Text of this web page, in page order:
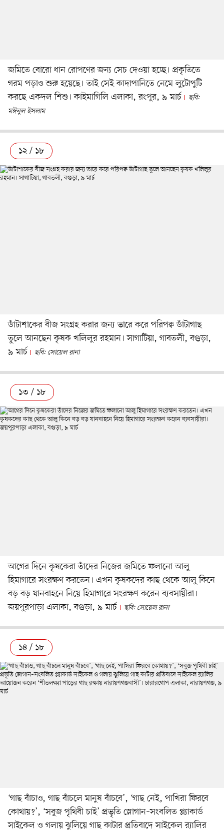
জমিতে বোরো ধান রোপণের জন্য সেচ দেওয়া হচ্ছে। প্রকৃতিতে
গরম পড়াও শুরু হয়েছে। তাই সেই কাদাপানিতে নেমে লুটোপুটি
করছে একদল শিশু। কাইমাগিলি এলাকা, রংপুর, ৯ মার্চ
ছবি:
মঈনুল ইসলাম
১২ / ১৮
ডাঁটাশাকের বীজ সংগ্রহ করার জন্য ভারে করে পরিপক্ব ডাঁটাগাছ
তুলে আনছেন কৃষক খলিলুর রহমান। সাগাটিয়া, গাবতলী, বগুড়া,
৯ মার্চ
ছবি: সোয়েল রানা
১৩ / ১৮
আগের দিনে কৃষকেরা তাঁদের নিজের জমিতে ফলানো আলু
হিমাগারে সংরক্ষণ করতেন। এখন কৃষকদের কাছ থেকে আলু কিনে
বড় বড় যানবাহনে নিয়ে হিমাগারে সংরক্ষণ করেন ব্যবসায়ীরা।
জয়পুরপাড়া এলাকা, বগুড়া, ৯ মার্চ
ছবি: সোয়েল রানা
১৪ / ১৮
‘গাছ বাঁচাও, গাছ বাঁচলে মানুষ বাঁচবে’, ‘গাছ নেই, পাখিরা ফিরবে
কোথায়?’, ‘সবুজ পৃথিবী চাই’ প্রভৃতি স্লোগান–সংবলিত প্ল্যাকার্ড
সাইকেল ও গলায় ঝুলিয়ে গাছ কাটার প্রতিবাদে সাইকেল র‍্যালির